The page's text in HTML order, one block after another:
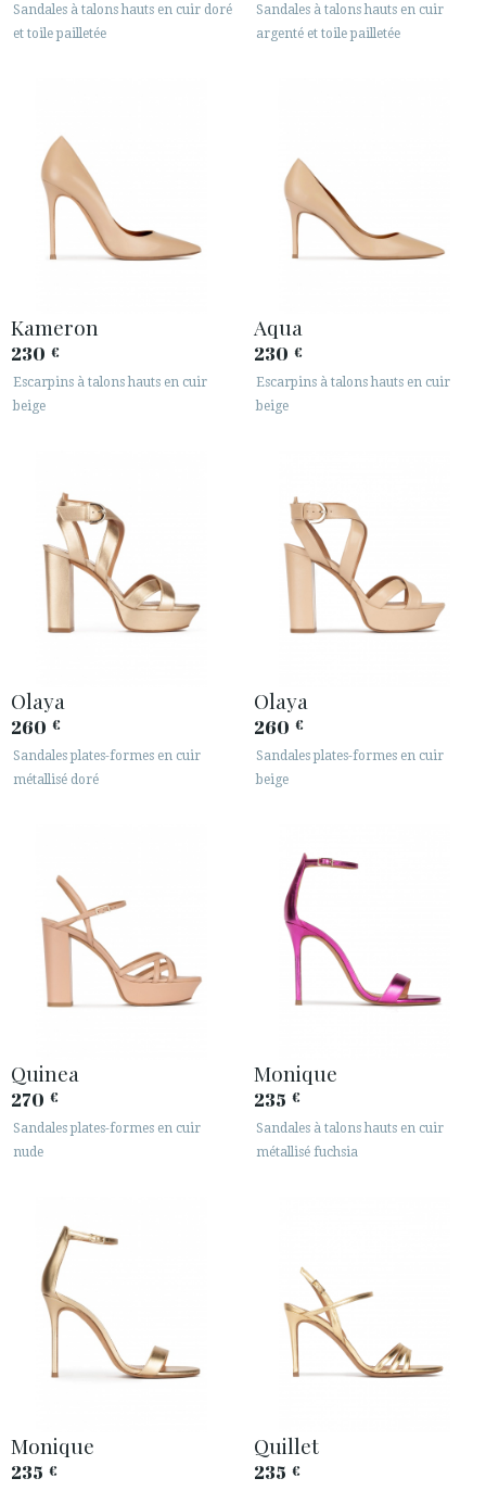
Sandales à talons hauts en cuir doré
et toile pailletée
Sandales à talons hauts en cuir
argenté et toile pailletée
Kameron
230 €
Escarpins à talons hauts en cuir
beige
Aqua
230 €
Escarpins à talons hauts en cuir
beige
Olaya
260 €
Sandales plates-formes en cuir
métallisé doré
Olaya
260 €
Sandales plates-formes en cuir
beige
Quinea
270 €
Sandales plates-formes en cuir
nude
Monique
235 €
Sandales à talons hauts en cuir
métallisé fuchsia
Monique
235 €
Quillet
235 €